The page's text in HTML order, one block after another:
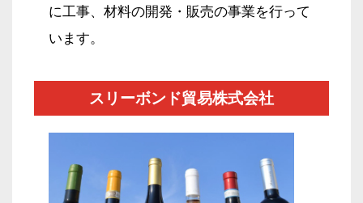
に工事、 材料の開発・販売の事業を行って
います。
スリーボンド貿易株式会社